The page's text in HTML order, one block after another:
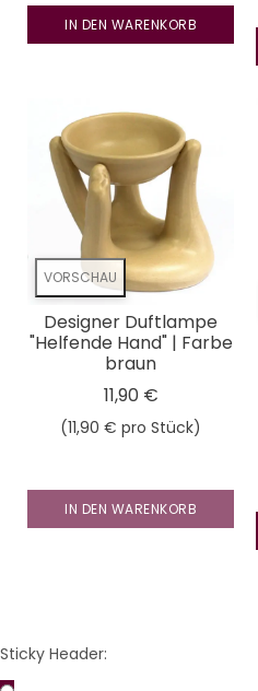
IN DEN WARENKORB
VORSCHAU
Designer Duftlampe
"Helfende Hand" | Farbe
braun
11,90 €
(11,90 € pro Stück)
IN DEN WARENKORB
Sticky Header: